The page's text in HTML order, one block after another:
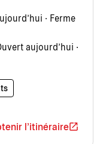
· Ferme
aujourd’hui ·
l'itinéraire